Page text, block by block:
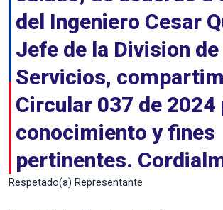
del Ingeniero Cesar
Jefe de la Division de
Servicios,
Circular 037 de 2024
conocimiento y fines
pertinentes.
Respetado(a) Representante